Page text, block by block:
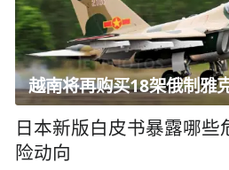
越南将再购买18架俄制雅
日本新版白皮书暴露哪些
险动向